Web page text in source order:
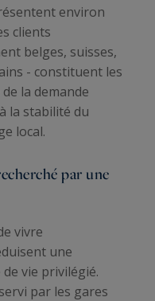
environ
clients
belges, suisses,
- constituent les
la demande
la stabilité du
local.
par une
vivre
une
vie privilégié.
par les gares